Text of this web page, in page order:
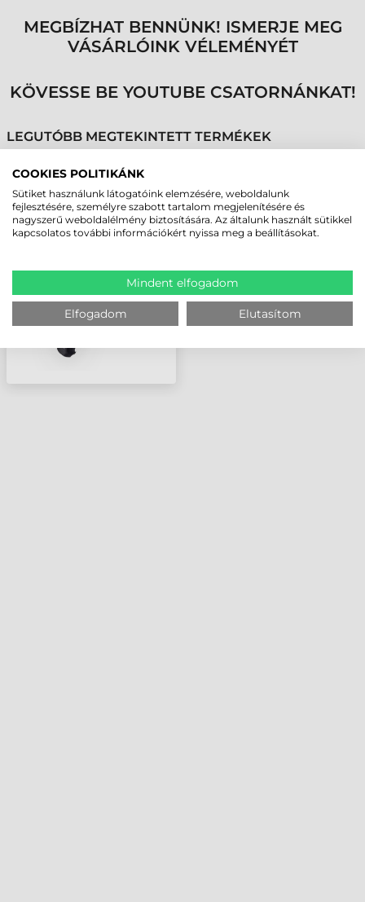
MEGBÍZHAT BENNÜNK! ISMERJE MEG
VÁSÁRLÓINK VÉLEMÉNYÉT
KÖVESSE BE YOUTUBE CSATORNÁNKAT!
LEGUTÓBB MEGTEKINTETT TERMÉKEK
ZEBRA KIEGÉSZÍTŐ,
PISZTOLY NYÉL (PISTOL
GRIP), TC21, TC26
COOKIES POLITIKÁNK
Sütiket használunk látogatóink elemzésére, weboldalunk
fejlesztésére, személyre szabott tartalom megjelenítésére és
nagyszerű weboldalélmény biztosítására. Az általunk használt sütikkel
kapcsolatos további információkért nyissa meg a beállításokat.
Mindent elfogadom
Elfogadom Elutasítom